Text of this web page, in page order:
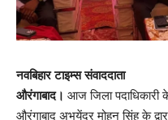
नवबिहार टाइम्स संवाददाता
औरंगाबाद। आज जिला
औरंगाबाद अभयेंद्र मोहन सिंह के